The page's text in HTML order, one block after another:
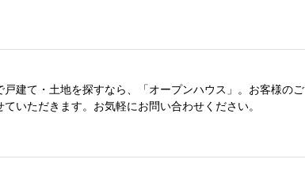
戸建て・土地を探すなら、「オープンハウス」。お客様のご
いただきます。お気軽にお問い合わせください。